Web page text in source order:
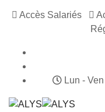
Accès Salariés
Lun - Ven